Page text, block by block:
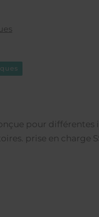
pour différentes
prise en charge